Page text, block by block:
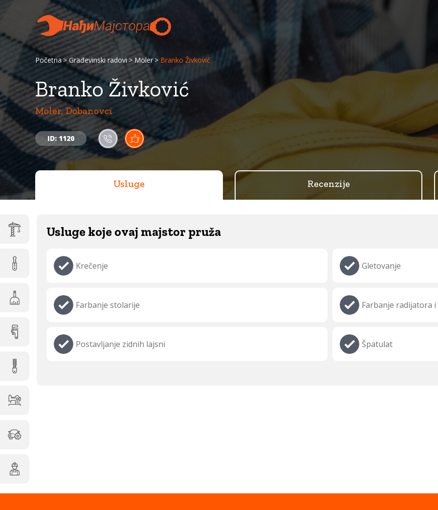
Početna Građevinski radovi Moler Branko Živković
Branko Živković
Moler, Dobanovci
ID: 1120
Usluge Recenzije
Usluge koje ovaj majstor pruža
Krečenje Gletovanje
Farbanje stolarije Farbanje radijatora i
Postavljanje zidnih lajsni Špatulat